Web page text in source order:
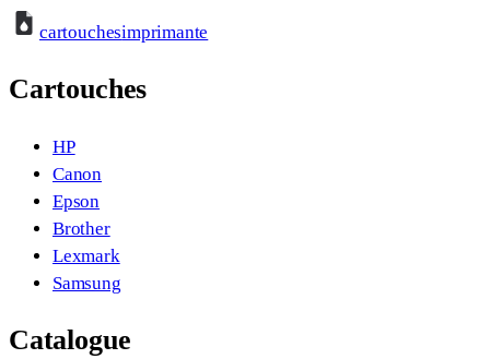
cartouchesimprimante
Cartouches
HP
Canon
Epson
Brother
Lexmark
Samsung
Catalogue